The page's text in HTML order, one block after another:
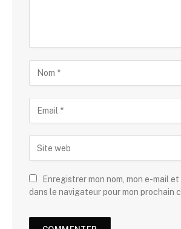
Enregistrer mon nom, mon e-mail
dans le navigateur pour mon prochain